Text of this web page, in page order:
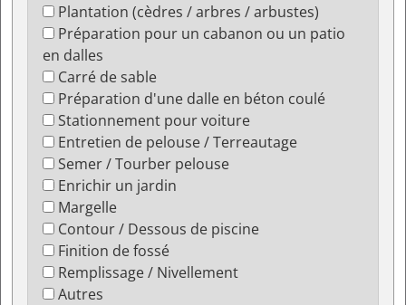
Plantation (cèdres / arbres / arbustes)
Préparation pour un cabanon ou un patio
en dalles
Carré de sable
Préparation d'une dalle en béton coulé
Stationnement pour voiture
Entretien de pelouse / Terreautage
Semer / Tourber pelouse
Enrichir un jardin
Margelle
Contour / Dessous de piscine
Finition de fossé
Remplissage / Nivellement
Autres